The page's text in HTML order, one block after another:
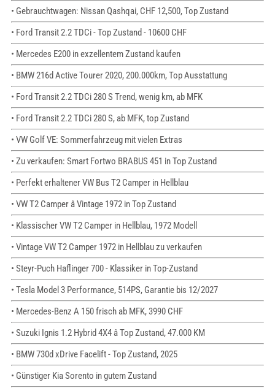
• Gebrauchtwagen: Nissan Qashqai, CHF 12,500, Top Zustand
• Ford Transit 2.2 TDCi - Top Zustand - 10600 CHF
• Mercedes E200 in exzellentem Zustand kaufen
• BMW 216d Active Tourer 2020, 200.000km, Top Ausstattung
• Ford Transit 2.2 TDCi 280 S Trend, wenig km, ab MFK
• Ford Transit 2.2 TDCi 280 S, ab MFK, top Zustand
• VW Golf VE: Sommerfahrzeug mit vielen Extras
• Zu verkaufen: Smart Fortwo BRABUS 451 in Top Zustand
• Perfekt erhaltener VW Bus T2 Camper in Hellblau
• VW T2 Camper â Vintage 1972 in Top Zustand
• Klassischer VW T2 Camper in Hellblau, 1972 Modell
• Vintage VW T2 Camper 1972 in Hellblau zu verkaufen
• Steyr-Puch Haflinger 700 - Klassiker in Top-Zustand
• Tesla Model 3 Performance, 514PS, Garantie bis 12/2027
• Mercedes-Benz A 150 frisch ab MFK, 3990 CHF
• Suzuki Ignis 1.2 Hybrid 4X4 â Top Zustand, 47.000 KM
• BMW 730d xDrive Facelift - Top Zustand, 2025
• Günstiger Kia Sorento in gutem Zustand